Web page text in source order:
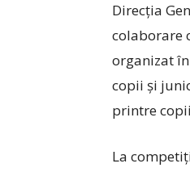
Direcția
colaborare
organizat
copii și
printre
La